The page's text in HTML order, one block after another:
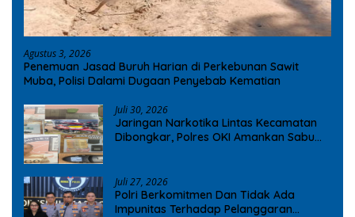
Agustus 3, 2026
Penemuan Jasad Buruh Harian di Perkebunan Sawit
Muba, Polisi Dalami Dugaan Penyebab Kematian
Juli 30, 2026
Jaringan Narkotika Lintas Kecamatan
Dibongkar, Polres OKI Amankan Sabu
Juli 27, 2026
Polri Berkomitmen Dan Tidak Ada
Impunitas Terhadap Pelanggaran